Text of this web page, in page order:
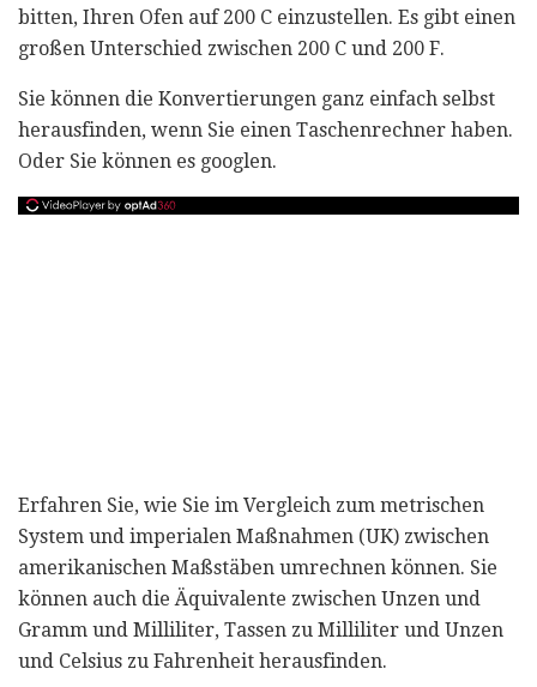
bitten, Ihren Ofen auf 200 C einzustellen. Es gibt einen
großen Unterschied zwischen 200 C und 200 F.
Sie können die Konvertierungen ganz einfach selbst
herausfinden, wenn Sie einen Taschenrechner haben.
Oder Sie können es googlen.
Erfahren Sie, wie Sie im Vergleich zum metrischen
System und imperialen Maßnahmen (UK) zwischen
amerikanischen Maßstäben umrechnen können. Sie
können auch die Äquivalente zwischen Unzen und
Gramm und Milliliter, Tassen zu Milliliter und Unzen
und Celsius zu Fahrenheit herausfinden.